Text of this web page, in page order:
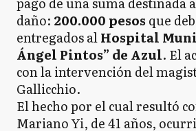
daño: 200.000 pesos que
entregados alHospital
Ángel Pintos” de Azul. El
con la intervención del
Gallicchio.
El hecho por el cual resultó
Mariano Yi, de 41 años,